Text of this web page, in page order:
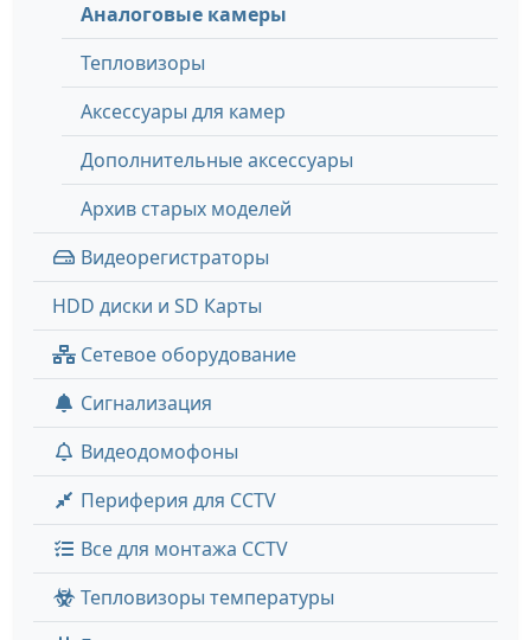
Аналоговые камеры
Тепловизоры
Аксессуары для камер
Дополнительные аксессуары
Архив старых моделей
Видеорегистраторы
HDD диски и SD Карты
Сетевое оборудование
Сигнализация
Видеодомофоны
Периферия для CCTV
Все для монтажа CCTV
Тепловизоры температуры